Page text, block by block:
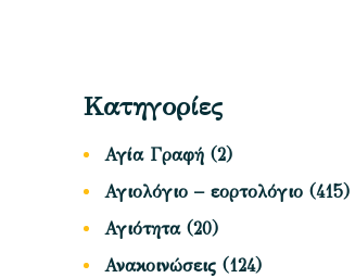
Κατηγορίες
Αγία Γραφή (2)
Αγιολόγιο – εορτολόγιο (415)
Αγιότητα(20)
Ανακοινώσεις (124)